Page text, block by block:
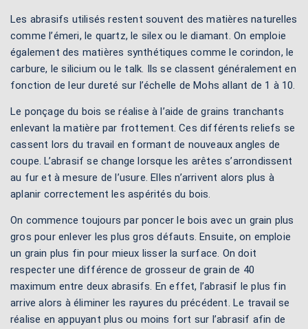
Les abrasifs utilisés restent souvent des matières naturelles
comme l’émeri, le quartz, le silex ou le diamant. On emploie
également des matières synthétiques comme le corindon, le
carbure, le silicium ou le talk. Ils se classent généralement en
fonction de leur dureté sur l’échelle de Mohs allant de 1 à 10.
Le ponçage du bois se réalise à l’aide de grains tranchants
enlevant la matière par frottement. Ces différents reliefs se
cassent lors du travail en formant de nouveaux angles de
coupe. L’abrasif se change lorsque les arêtes s’arrondissent
au fur et à mesure de l’usure. Elles n’arrivent alors plus à
aplanir correctement les aspérités du bois.
On commence toujours par poncer le bois avec un grain plus
gros pour enlever les plus gros défauts. Ensuite, on emploie
un grain plus fin pour mieux lisser la surface. On doit
respecter une différence de grosseur de grain de 40
maximum entre deux abrasifs. En effet, l’abrasif le plus fin
arrive alors à éliminer les rayures du précédent. Le travail se
réalise en appuyant plus ou moins fort sur l’abrasif afin de